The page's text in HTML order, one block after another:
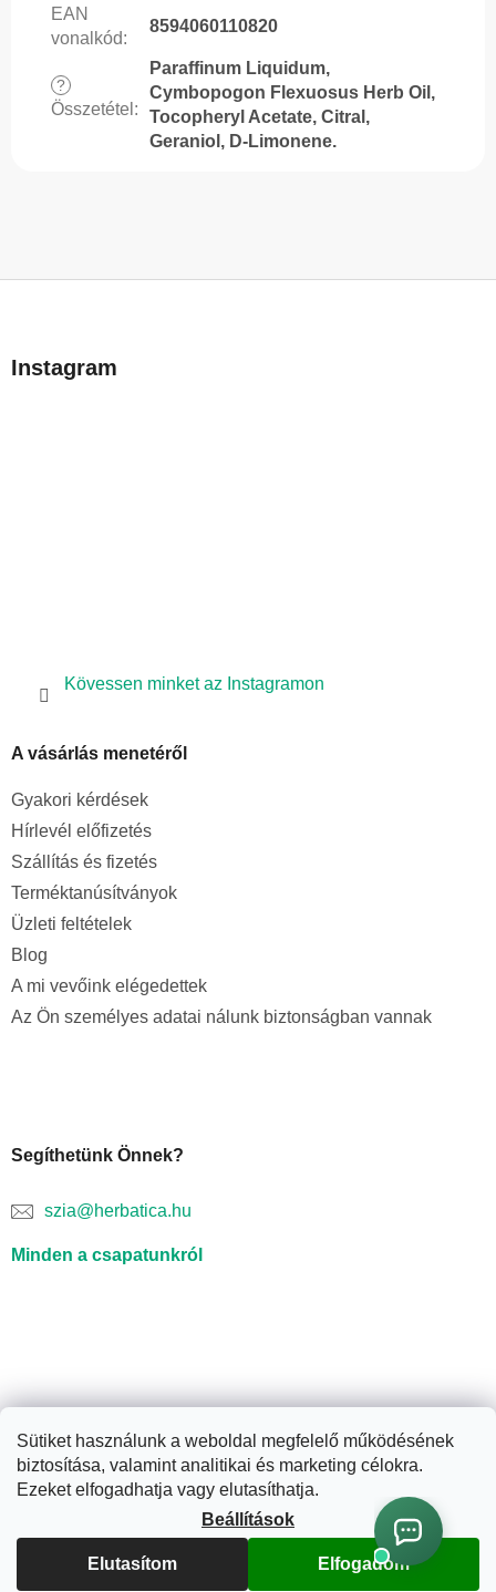
Sütiket használunk a weboldal megfelelő működésének
biztosítása, valamint analitikai és marketing célokra.
Ezeket elfogadhatja vagy elutasíthatja.
Beállítások
Elutasítom Elfogadom
EAN
vonalkód:
8594060110820
?
Összetétel :
Paraffinum Liquidum,
Cymbopogon Flexuosus Herb Oil,
Tocopheryl Acetate, Citral,
Geraniol, D-Limonene.
bInstagram
Kövessen minket az Instagramon
A vásárlás menetéről
Gyakori kérdések
Hírlevél előfizetés
Szállítás és fizetés
Terméktanúsítványok
Üzleti feltételek
Blog
A mi vevőink elégedettek
Az Ön személyes adatai nálunk biztonságban vannak
Segíthetünk Önnek?
szia@herbatica.hu
Minden a csapatunkról
Shoptet készítette
Copyright 2026Herbatica.hu. Minden jog fenntartva.Süti
beállítások szerkesztése